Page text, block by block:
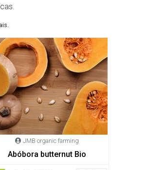
JMB organic farming
Abóbora butternut Bio